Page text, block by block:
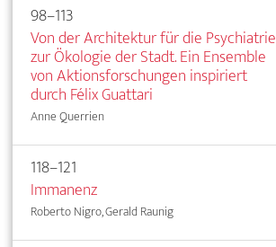
98–113
Von der Architektur für die Psychiatrie
zur Ökologie der Stadt. Ein Ensemble
von Aktionsforschungen inspiriert
durch Félix Guattari
Anne Querrien
118–121
Immanenz
Roberto Nigro, Gerald Raunig